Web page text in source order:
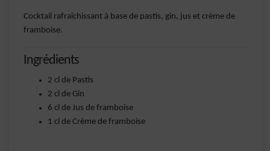
Cocktail rafraîchissant à base de pastis, gin, jus et crème de
framboise.
Ingrédients
2 cl de Pastis
2 cl de Gin
6 cl de Jus de framboise
1 cl de Crème de framboise